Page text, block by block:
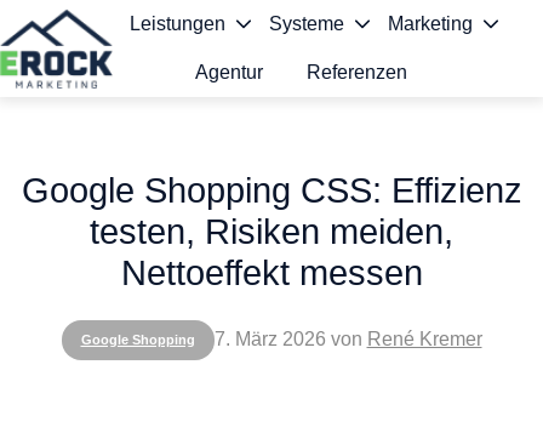
Leistungen Systeme Marketing
Agentur Referenzen
Google Shopping
Google Shopping CSS: Effizienz
testen, Risiken meiden,
Nettoeffekt messen
7. März 2026 von René Kremer